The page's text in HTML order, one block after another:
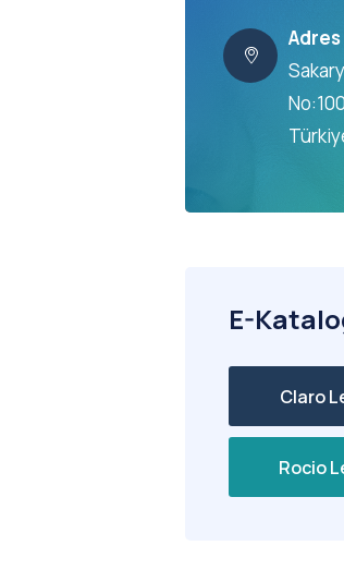
Adres
E-
Claro
Rocio